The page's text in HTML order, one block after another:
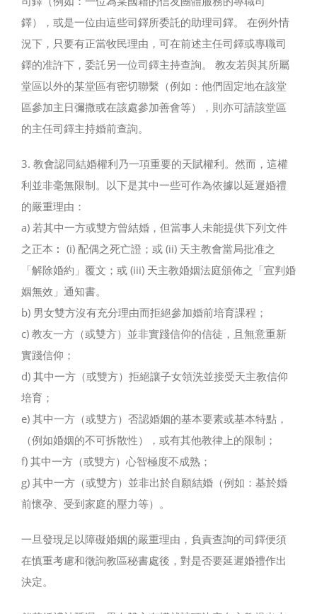
鐸），或是一位由這些司鐸所委託的助理司鐸。 在例外情
況下，只要有正當牧民理由，可在前述主任司鐸或專職司
鐸的准許下，委託另一位司鐸主持查詢。 教友若與其所屬
堂區以外的某堂區有密切聯繫（例如：他們固定地在該堂
區參加主日彌撒或在該處參加善會等），則亦可請該堂區
的主任司鐸主持婚前查詢。
3. 教會認同結婚權利乃一項重要的天賦權利。然而，這權
利並非毫無限制。以下是其中一些可作為依據以延遲婚禮
的嚴重理由：
a) 若其中一方或雙方曾結婚，但當事人未能提供下列文件
之正本︰ (i) 配偶之死亡證；或 (ii) 天主教會當局批准之
「解除婚約」覆文；或 (iii) 天主教婚姻法庭頒佈之「宣判婚
姻無效」通知書。
b) 男女雙方沒有充分理由而拒絕參加婚前培育課程；
c) 教友一方（或雙方）並非實踐信仰的信徒，且無意重新
實踐信仰；
d) 其中一方（或雙方）拒絕讓子女領洗並接受天主教信仰
培育；
e) 其中一方（或雙方）否認婚姻的基本要素或基本特點，
（例如婚姻的不可拆散性），或有其他教律上的限制；
f) 其中一方（或雙方）心智極度不成熟；
g) 其中一方（或雙方）並非出於自願結婚（例如：基於婚
前懷孕、受到家庭的壓力等）。
一旦發現足以障礙婚姻的嚴重理由，負責查詢的司鐸便須
在慎重考慮和徵詢教區秘書處後，對是否要延遲婚禮作出
決定。